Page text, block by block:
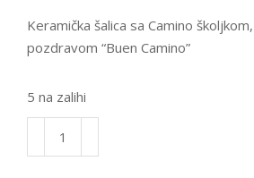
Keramička šalica sa Camino
pozdravom “Buen Camino”
5 na zalihi